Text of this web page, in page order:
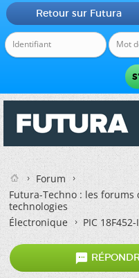
Retour sur Futura
Forum
Futura-Techno : les
technologies
Électronique
PIC
